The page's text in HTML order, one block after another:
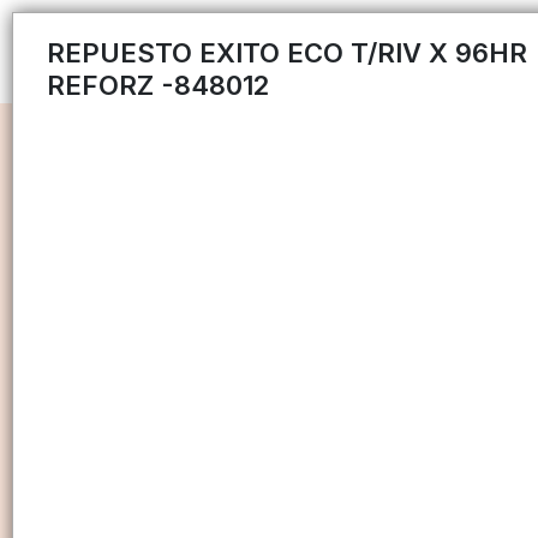
REPUESTO EXITO ECO T/RIV X 96HR
REFORZ -848012